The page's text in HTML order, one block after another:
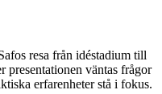
resa från idéstadium till
presentationen väntas frågor
erfarenheter stå i fokus.